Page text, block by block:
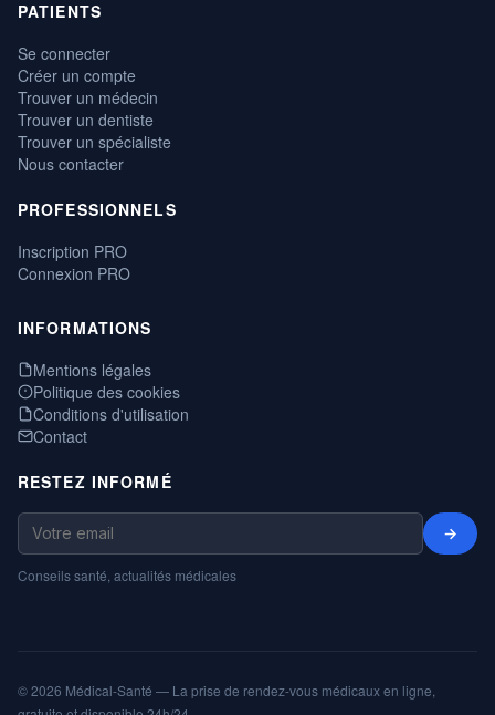
PATIENTS
Se connecter
Créer un compte
Trouver un médecin
Trouver un dentiste
Trouver un spécialiste
Nous contacter
PROFESSIONNELS
Inscription PRO
Connexion PRO
INFORMATIONS
Mentions légales
Politique des cookies
Conditions d'utilisation
Contact
RESTEZ INFORMÉ
→
Conseils santé, actualités médicales
© 2026 Médical-Santé — La prise de rendez-vous médicaux en ligne,